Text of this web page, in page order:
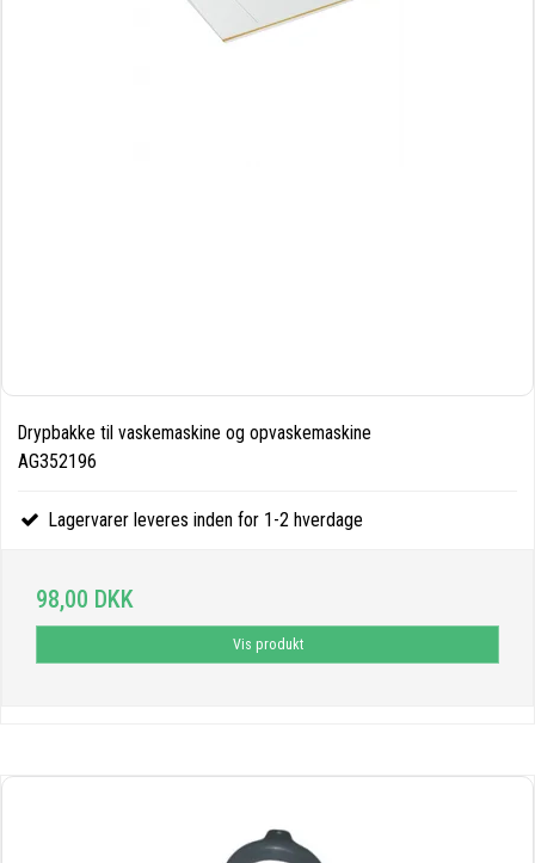
Drypbakke til vaskemaskine og opvaskemaskine
AG352196
Lagervarer leveres inden for 1-2 hverdage
98,00 DKK
Vis produkt